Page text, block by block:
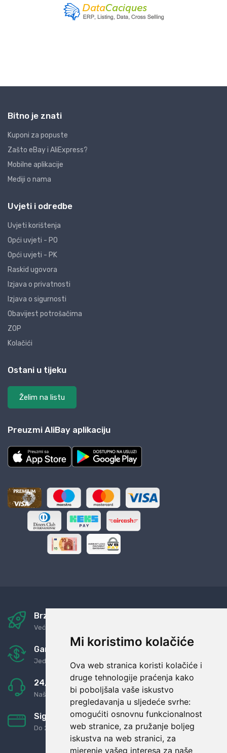
Mi koristimo kolačiće
Ova web stranica koristi kolačiće i
druge tehnologije praćenja kako
bi poboljšala vaše iskustvo
pregledavanja u sljedeće svrhe:
omogućiti osnovnu funkcionalnost
web stranice, za pružanje boljeg
iskustva na web stranici, za
mjerenje vašeg interesa za naše
Bitno je znati
Kuponi za popuste
Zašto eBay i AliExpress?
Mobilne aplikacije
Mediji o nama
Uvjeti i odredbe
Uvjeti korištenja
Opći uvjeti - PO
Opći uvjeti - PK
Raskid ugovora
Izjava o privatnosti
Izjava o sigurnosti
Obavijest potrošačima
ZOP
Kolačići
Ostani u tijeku
Želim na listu
Preuzmi AliBay aplikaciju
Brza i sigurna dostava
Već za nekoliko dana kod vas
Garancija u povrat novaca
Jednostavno pravilo: Roba za novac
24/7 odlična podrška
Naši agenti uvijek na raspolaganju
Sigurno obročno plaćanje
Do 24 rata bez kamata